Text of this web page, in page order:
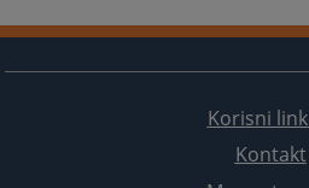
Korisni
Kontakt